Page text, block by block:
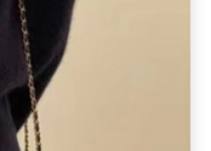
품]